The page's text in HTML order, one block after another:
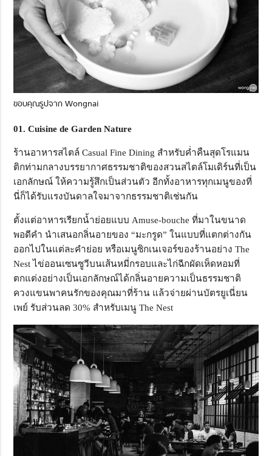
ขอบคุณรูปจาก Wongnai
01. Cuisine de Garden Nature
ร้านอาหารสไตล์ Casual Fine Dining สำหรับค่ำคืนสุดโรแมน
ติกท่ามกลางบรรยากาศธรรมชาติของสวนสไตล์โมเดิร์นที่เป็น
เอกลักษณ์ ให้ความรู้สึกเป็นส่วนตัว อีกทั้งอาหารทุกเมนูของที่
นี่ก็ได้รับแรงบันดาลใจมาจากธรรมชาติเช่นกัน
ตั้งแต่อาหารเรียกน้ำย่อยแบบ Amuse-bouche ที่มาในขนาด
พอดีคำ นำเสนอกลิ่นอายของ “มะกรูด” ในแบบที่แตกต่างกัน
ออกไปในแต่ละคำย่อย หรือเมนูซิกเนเจอร์ของร้านอย่าง The
Nest ไข่ออนเซนซูวีบนเส้นหมี่กรอบและไก่ฉีกผัดเห็ดหอมที่
ตกแต่งอย่างเป็นเอกลักษณ์ได้กลิ่นอายความเป็นธรรมชาติ
ควงแขนพาคนรักของคุณมาที่ร้าน แล้วจ่ายผ่านบัตรยูเนี่ยน
เพย์ รับส่วนลด 30% สำหรับเมนู The Nest